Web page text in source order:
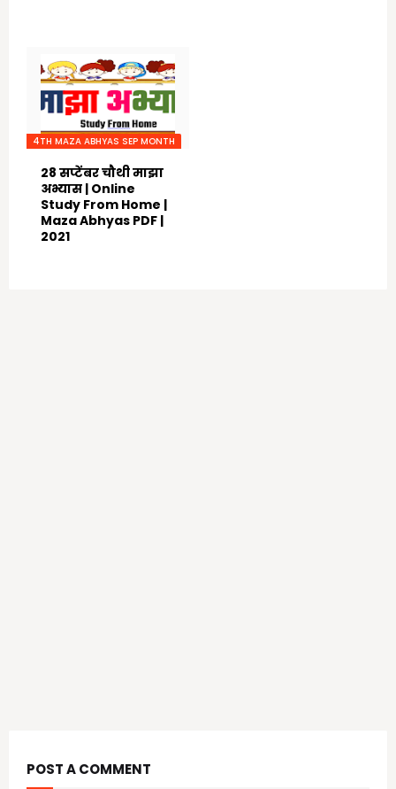
4TH MAZA ABHYAS SEP MONTH
28 सप्टेंबर चौथी माझा
अभ्यास | Online
Study From Home |
Maza Abhyas PDF |
2021
POST A COMMENT